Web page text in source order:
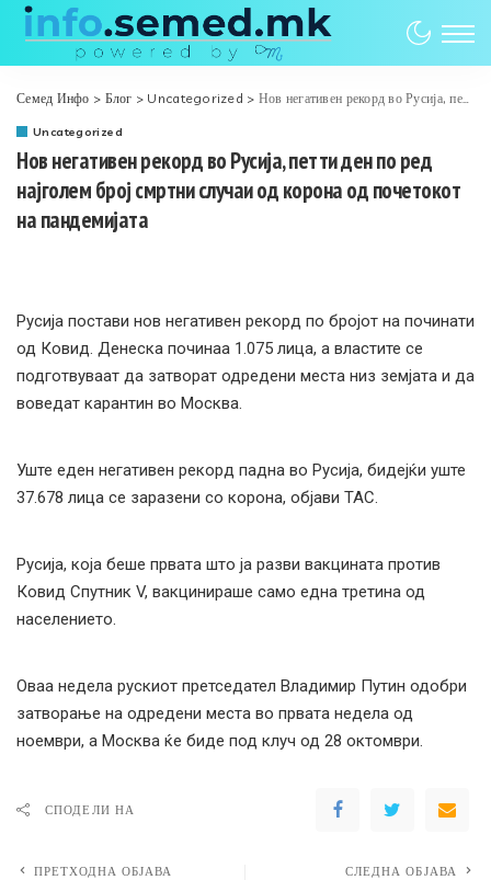
Семед Инфо > Блог > Uncategorized > Нов негативен рекорд во Русија, петти ден по ред најголем број смртни случаи од корона од почетокот на пандемијата
Uncategorized
Нов негативен рекорд во Русија, петти ден по ред
најголем број смртни случаи од корона од почетокот
на пандемијата
Русија постави нов негативен рекорд по бројот на починати
од Ковид. Денеска починаа 1.075 лица, а властите се
подготвуваат да затворат одредени места низ земјата и да
воведат карантин во Москва.
Уште еден негативен рекорд падна во Русија, бидејќи уште
37.678 лица се заразени со корона, објави ТАС.
Русија, која беше првата што ја разви вакцината против
Ковид Спутник V, вакцинираше само една третина од
населението.
Оваа недела рускиот претседател Владимир Путин одобри
затворање на одредени места во првата недела од
ноември, а Москва ќе биде под клуч од 28 октомври.
СПОДЕЛИ НА
ПРЕТХОДНА ОБЈАВА СЛЕДНА ОБЈАВА